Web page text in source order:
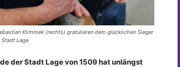
Klimmek (rechts) gratulieren dem glücklichen Sieger
Lage
der Stadt Lage von 1509 hat unlängst